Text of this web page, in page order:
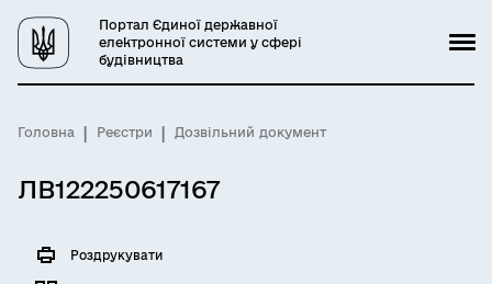
Портал Єдиної державної
електронної системи у сфері
будівництва
Головна Реєстри Дозвільний документ
ЛВ122250617167
Роздрукувати